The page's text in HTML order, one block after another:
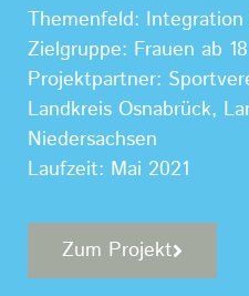
Themenfeld:
Zielgruppe: Frauen ab
Projektpartner:
Landkreis Osnabrück,
Niedersachsen
Laufzeit: Mai 2021
Zum Projekt